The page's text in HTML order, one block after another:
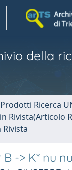
della
Ricerca
Rivista(Articolo
Rivista
B -> K* nu